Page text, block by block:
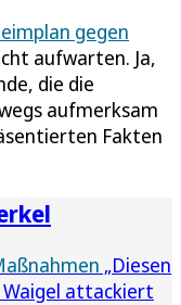
gegen
aufwarten. Ja,
die die
aufmerksam
Fakten
„Diesen
Waigel attackiert